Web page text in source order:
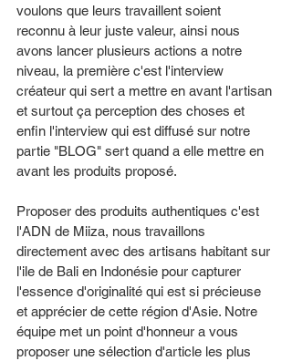
voulons que leurs travaillent soient
reconnu à leur juste valeur, ainsi nous
avons lancer plusieurs actions a notre
niveau, la première c'est l'interview
créateur qui sert a mettre en avant l'artisan
et surtout ça perception des choses et
enfin l'interview qui est diffusé sur notre
partie "BLOG" sert quand a elle mettre en
avant les produits proposé.
Proposer des produits authentiques c'est
l'ADN de Miiza, nous travaillons
directement avec des artisans habitant sur
l'ile de Bali en Indonésie pour capturer
l'essence d'originalité qui est si précieuse
et apprécier de cette région d'Asie. Notre
équipe met un point d'honneur a vous
proposer une sélection d'article les plus